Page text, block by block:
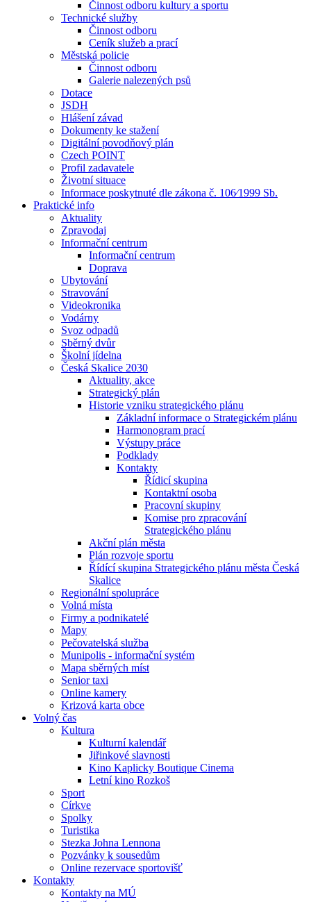
Činnost odboru kultury a sportu
Technické služby
Činnost odboru
Ceník služeb a prací
Městská policie
Činnost odboru
Galerie nalezených psů
Dotace
JSDH
Hlášení závad
Dokumenty ke stažení
Digitální povodňový plán
Czech POINT
Profil zadavatele
Životní situace
Informace poskytnuté dle zákona č. 106⁄1999 Sb.
Praktické info
Aktuality
Zpravodaj
Informační centrum
Informační centrum
Doprava
Ubytování
Stravování
Videokronika
Vodárny
Svoz odpadů
Sběrný dvůr
Školní jídelna
Česká Skalice 2030
Aktuality, akce
Strategický plán
Historie vzniku strategického plánu
Základní informace o Strategickém plánu
Harmonogram prací
Výstupy práce
Podklady
Kontakty
Řídicí skupina
Kontaktní osoba
Pracovní skupiny
Komise pro zpracování
Strategického plánu
Akční plán města
Plán rozvoje sportu
Řídící skupina Strategického plánu města Česká
Skalice
Regionální spolupráce
Volná místa
Firmy a podnikatelé
Mapy
Pečovatelská služba
Munipolis - informační systém
Mapa sběrných míst
Senior taxi
Online kamery
Krizová karta obce
Volný čas
Kultura
Kulturní kalendář
Jiřinkové slavnosti
Kino Kaplicky Boutique Cinema
Letní kino Rozkoš
Sport
Církve
Spolky
Turistika
Stezka Johna Lennona
Pozvánky k sousedům
Online rezervace sportovišť
Kontakty
Kontakty na MÚ